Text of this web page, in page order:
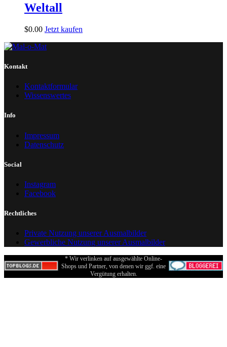
Weltall
$0.00 Jetzt kaufen
Kontakt
Kontaktformular
Wissenswertes
Info
Impressum
Datenschutz
Social
Instagram
Facebook
Rechtliches
Private Nutzung unserer Ausmalbilder
Gewerbliche Nutzung unserer Ausmalbilder
* Wir verlinken auf ausgewählte Online-
Shops und Partner, von denen wir ggf. eine
Vergütung erhalten.